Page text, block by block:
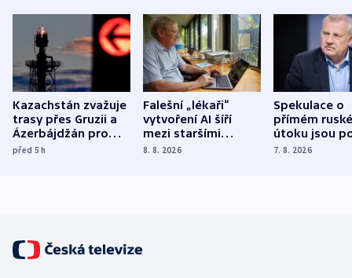
Kazachstán zvažuje
trasy přes Gruzii a
Ázerbájdžán pro
vývoz ropy do
před 5h
Falešní „lékaři“
vytvoření AI šíří
mezi staršími
Poláky nebezpečné
8. 8. 2026
Spekulace o
přímém
útoku jsou
míní
7. 8. 2026